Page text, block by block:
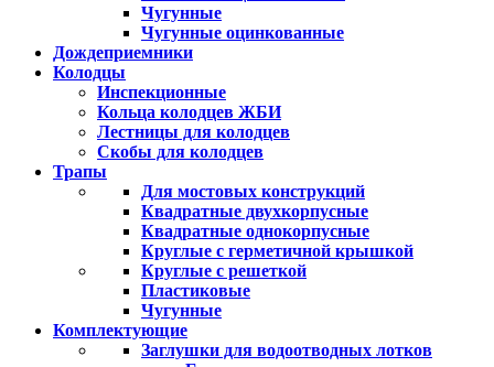
Чугунные
Чугунные оцинкованные
Дождеприемники
Колодцы
Инспекционные
Кольца колодцев ЖБИ
Лестницы для колодцев
Скобы для колодцев
Трапы
Для мостовых конструкций
Квадратные двухкорпусные
Квадратные однокорпусные
Круглые с герметичной крышкой
Круглые с решеткой
Пластиковые
Чугунные
Комплектующие
Заглушки для водоотводных лотков